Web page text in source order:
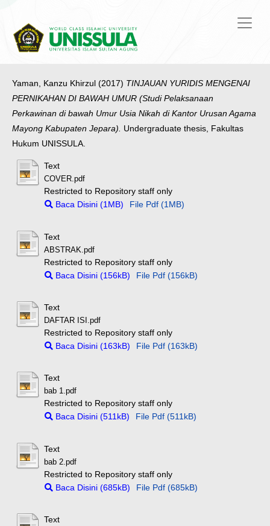
Yaman, Kanzu Khirzul (2017) TINJAUAN YURIDIS MENGENAI
PERNIKAHAN DI BAWAH UMUR (Studi Pelaksanaan
Perkawinan di bawah Umur Usia Nikah di Kantor Urusan Agama
Mayong Kabupaten Jepara). Undergraduate thesis, Fakultas
Hukum UNISSULA.
Text
COVER.pdf
Restricted to Repository staff only
Baca Disini (1MB)
File Pdf (1MB)
Text
ABSTRAK.pdf
Restricted to Repository staff only
Baca Disini (156kB)
File Pdf (156kB)
Text
DAFTAR ISI.pdf
Restricted to Repository staff only
Baca Disini (163kB)
File Pdf (163kB)
Text
bab 1.pdf
Restricted to Repository staff only
Baca Disini (511kB)
File Pdf (511kB)
Text
bab 2.pdf
Restricted to Repository staff only
Baca Disini (685kB)
File Pdf (685kB)
Text